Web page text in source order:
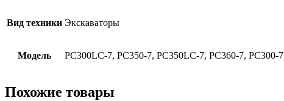
Вид техники Экскаваторы
Модель PC300LC-7, PC350-7, PC350LC-7, PC360-7, PC300-
Похожие товары